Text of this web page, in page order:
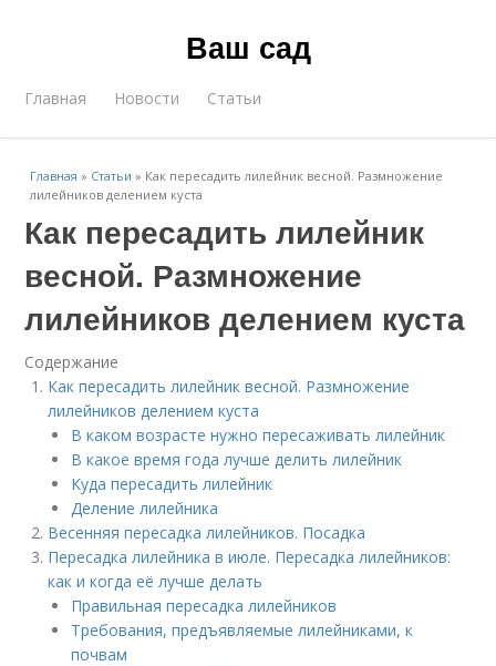
Ваш сад
Главная Новости Статьи
Главная » Статьи » Как пересадить лилейник весной. Размножение
лилейников делением куста
Как пересадить лилейник
весной. Размножение
лилейников делением куста
Содержание
Как пересадить лилейник весной. Размножение
лилейников делением куста
В каком возрасте нужно пересаживать лилейник
В какое время года лучше делить лилейник
Куда пересадить лилейник
Деление лилейника
Весенняя пересадка лилейников. Посадка
Пересадка лилейника в июле. Пересадка лилейников:
как и когда её лучше делать
Правильная пересадка лилейников
Требования, предъявляемые лилейниками, к
почвам